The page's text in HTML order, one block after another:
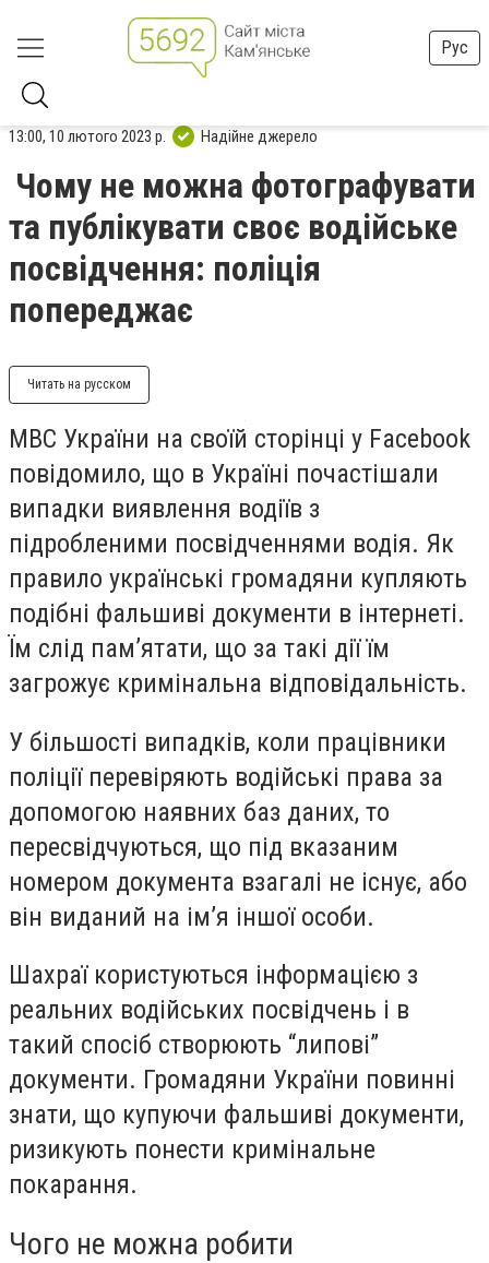
Рус
13:00, 10 лютого 2023 р. Надійне джерело
Чому не можна фотографувати
та публікувати своє водійське
посвідчення: поліція
попереджає
Читать на русском
МВС України на своїй сторінці у Facebook
повідомило, що в Україні почастішали
випадки виявлення водіїв з
підробленими посвідченнями водія. Як
правило українські громадяни купляють
подібні фальшиві документи в інтернеті.
Їм слід пам’ятати, що за такі дії їм
загрожує кримінальна відповідальність.
У більшості випадків, коли працівники
поліції перевіряють водійські права за
допомогою наявних баз даних, то
пересвідчуються, що під вказаним
номером документа взагалі не існує, або
він виданий на ім’я іншої особи.
Шахраї користуються інформацією з
реальних водійських посвідчень і в
такий спосіб створюють “липові”
документи. Громадяни України повинні
знати, що купуючи фальшиві документи,
ризикують понести кримінальне
покарання.
Чого не можна робити